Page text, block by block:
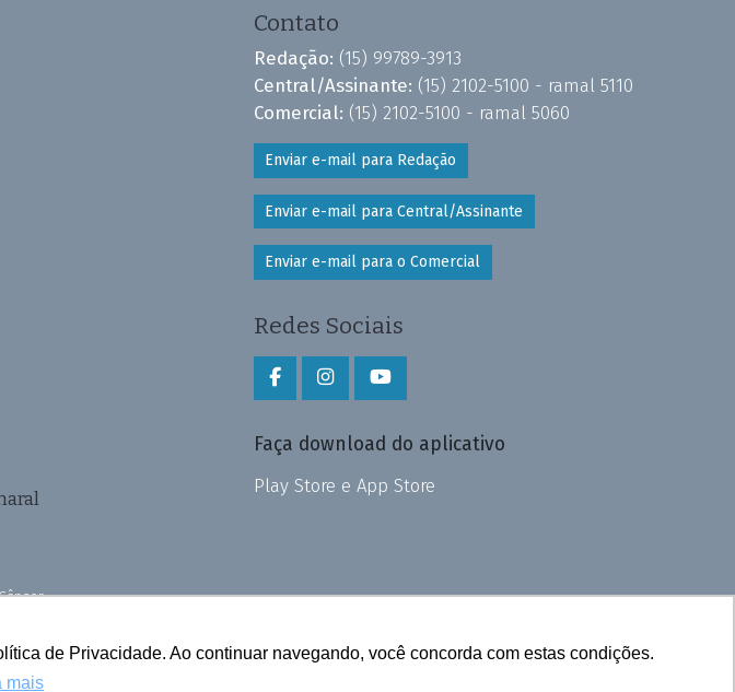
de Privacidade. Ao continuar navegando, você concorda com estas condições.
mais
Contato
Redação: (15) 99789-3913
Central/Assinante: (15) 2102-5100 - ramal 5110
Comercial: (15) 2102-5100 - ramal 5060
Enviar e-mail para Redação
Enviar e-mail para Central/Assinante
Enviar e-mail para o Comercial
Redes Sociais
Faça download do aplicativo
Play Store e App Store